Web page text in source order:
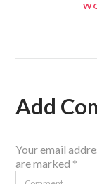
Add
Your email
are marked *